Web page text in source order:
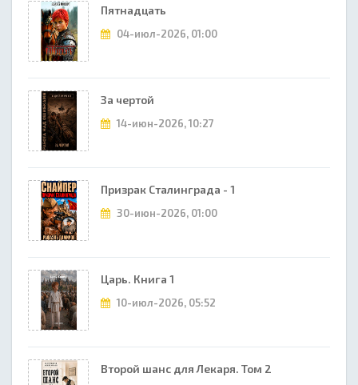
Пятнадцать
04-июл-2026, 01:00
За чертой
14-июн-2026, 10:27
Призрак Сталинграда - 1
30-июн-2026, 01:00
Царь. Книга 1
10-июл-2026, 05:52
Второй шанс для Лекаря. Том 2